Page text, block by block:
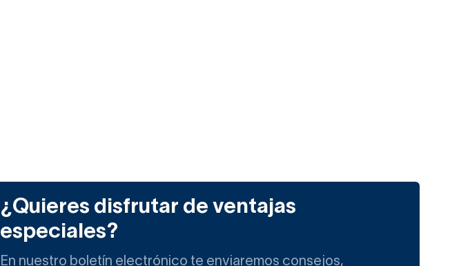
¿Quieres disfrutar de ventajas
especiales?
En nuestro boletín electrónico te enviaremos consejos,